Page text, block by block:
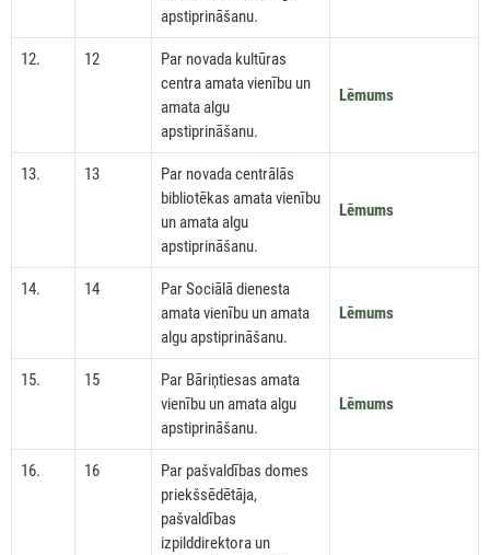
apstiprināšanu.
12. 12
Par novada kultūras
centra amata vienību un
amata algu
apstiprināšanu.
Lēmums
13. 13
Par novada centrālās
bibliotēkas amata vienību
un amata algu
apstiprināšanu.
Lēmums
14. 14
Par Sociālā dienesta
amata vienību un amata
algu apstiprināšanu.
Lēmums
15. 15
Par Bāriņtiesas amata
vienību un amata algu
apstiprināšanu.
Lēmums
16. 16
Par pašvaldības domes
priekšsēdētāja,
pašvaldības
izpilddirektora un